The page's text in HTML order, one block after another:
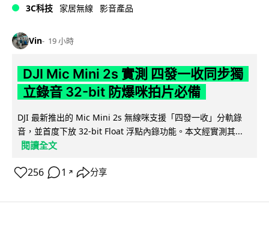
3C科技 家居無線 影音產品
Vin 19 小時
DJI Mic Mini 2s 實測 四發一收同步獨
立錄音 32-bit 防爆咪拍片必備
DJI 最新推出的 Mic Mini 2s 無線咪支援「四發一收」分軌錄
音，並首度下放 32-bit Float 浮點內錄功能。本文經實測其...
閱讀全文
256 1 ↗ 分享